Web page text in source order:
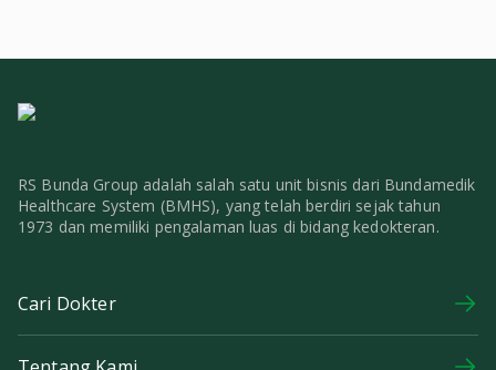
RS Bunda Group adalah salah satu unit bisnis dari Bundamedik
Healthcare System (BMHS), yang telah berdiri sejak tahun
1973 dan memiliki pengalaman luas di bidang kedokteran.
Cari Dokter